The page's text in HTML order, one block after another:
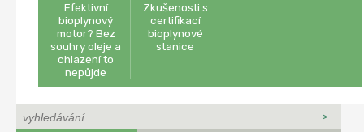
Efektivní
bioplynový
motor? Bez
souhry oleje a
chlazení to
nepůjde
Zkušenosti s
certifikací
bioplynové
stanice